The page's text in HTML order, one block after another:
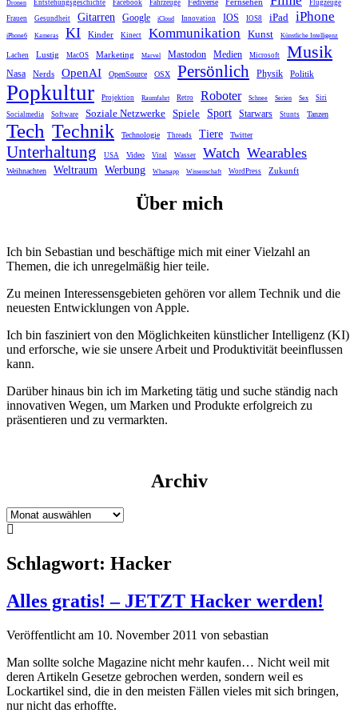
Dronen Entstehungsgeschichte Facebook Fahrzeuge Fediverse
Flugzeuge
Frauen
Gesundheit Gitarren Google iCloud Innovation IOS IOS8 iPad iPhone
iPhone6 Kameras KI Kinder Kinect Kommunikation Kunst Künstliche Intelligenz
Lachen Lustig MacOS Marketing Marvel Mastodon Medien Microsoft Musik
Nasa Nerds OpenAI OpenSource OSX Persönlich Physik Politik
Popkultur Projektion Raumfahrt Retro Roboter Schnee Serien Sex Siri
Socialmedia Software Soziale Netzwerke Spiele Sport Starwars Stunts Tanzen
Tech Technik Technologie Threads Tiere Twitter
Unterhaltung USA Video Viral Wasser Watch Wearables
Weihnachten Weltraum Werbung Whatsapp Wissenschaft WordPress Zukunft
Über mich
Ich bin Sebastian und beschäftige mich mit einer Vielzahl an
Themen, die ich unregelmäßig hier teile.
Zu meinen Interessensgebieten gehören vor allem Technik und die
neuesten Entwicklungen von Apple.
Ich bin fasziniert von den Möglichkeiten künstlicher Intelligenz (KI)
und erforsche, wie sie unsere Arbeit und Produktivität beeinflussen
kann.
Darüber hinaus bin ich im Marketing tätig und suche ständig nach
innovativen Wegen, um Marken und Produkte erfolgreich zu
präsentieren und zu vermarkten.
Archiv
Archiv
Schlagwort: Hacker
Alles gratis! – JETZT Hacker werden!
Veröffentlicht am 10. November 2011 von sebastian
Man sollte solche Magazine nicht mehr kaufen… Nicht weil mit
deren Artikeln Gesetze gebrochen werden, sondern weil es
Lockartikel sind, die in den meisten Fällen vieles mit sich bringen,
nur nicht das erhoffte.